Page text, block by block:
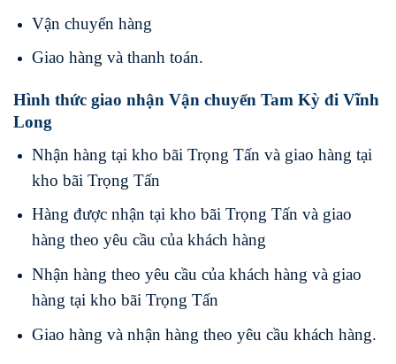
Vận chuyển hàng
Giao hàng và thanh toán.
Hình thức giao nhận Vận chuyển Tam Kỳ đi Vĩnh
Long
Nhận hàng tại kho bãi Trọng Tấn và giao hàng tại
kho bãi Trọng Tấn
Hàng được nhận tại kho bãi Trọng Tấn và giao
hàng theo yêu cầu của khách hàng
Nhận hàng theo yêu cầu của khách hàng và giao
hàng tại kho bãi Trọng Tấn
Giao hàng và nhận hàng theo yêu cầu khách hàng.